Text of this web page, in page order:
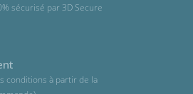
sécurisé par 3D Secure
conditions à partir de la